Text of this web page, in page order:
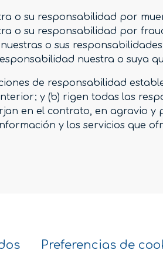
o su responsabilidad por
o su responsabilidad por
o sus
nuestra o suya
de responsabilidad
y (b) rigen todas las
en el contrato, en agravio
y los servicios que
Preferencias de